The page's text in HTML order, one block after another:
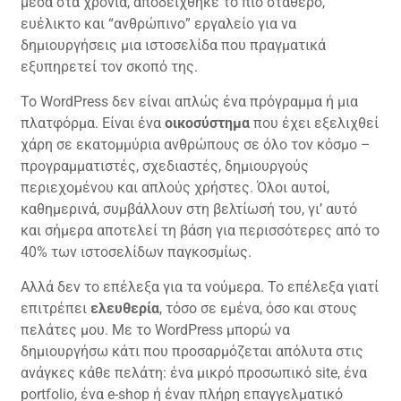
ευέλικτο και “ανθρώπινο” εργαλείο για να
δημιουργήσεις μια ιστοσελίδα που πραγματικά
εξυπηρετεί τον σκοπό της.
Το WordPress δεν είναι απλώς ένα πρόγραμμα ή μια
πλατφόρμα. Είναι έναοικοσύστημα που έχει εξελιχθεί
χάρη σε εκατομμύρια ανθρώπους σε όλο τον κόσμο –
προγραμματιστές, σχεδιαστές, δημιουργούς
περιεχομένου και απλούς χρήστες. Όλοι αυτοί,
καθημερινά, συμβάλλουν στη βελτίωσή του, γι’ αυτό
και σήμερα αποτελεί τη βάση για περισσότερες από το
40% των ιστοσελίδων παγκοσμίως.
Αλλά δεν το επέλεξα για τα νούμερα. Το επέλεξα γιατί
επιτρέπειελευθερία, τόσο σε εμένα, όσο και στους
πελάτες μου. Με το WordPress μπορώ να
δημιουργήσω κάτι που προσαρμόζεται απόλυτα στις
ανάγκες κάθε πελάτη: ένα μικρό προσωπικό site, ένα
portfolio, ένα e-shop ή έναν πλήρη επαγγελματικό